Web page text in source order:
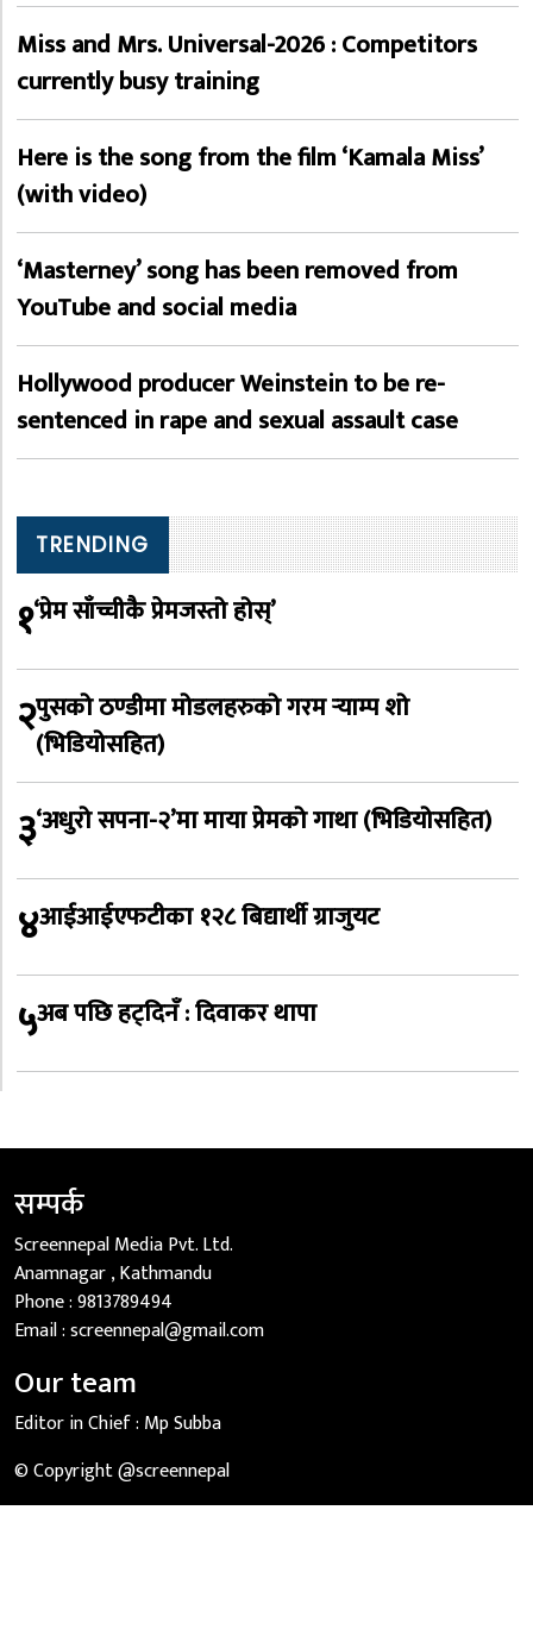
Miss and Mrs. Universal-2026 : Competitors
currently busy training
Here is the song from the film ‘Kamala Miss’
(with video)
‘Masterney’ song has been removed from
YouTube and social media
Hollywood producer Weinstein to be re-
sentenced in rape and sexual assault case
TRENDING
१‘प्रेम साँच्चीकै प्रेमजस्तो होस्’
२पुसको ठण्डीमा मोडलहरुको गरम र्‍याम्प शो
(भिडियोसहित)
३‘अधुरो सपना-२’मा माया प्रेमको गाथा (भिडियोसहित)
४आईआईएफटीका १२८ बिद्यार्थी ग्राजुयट
५अब पछि हट्दिनँ : दिवाकर थापा
सम्पर्क
Screennepal Media Pvt. Ltd.
Anamnagar , Kathmandu
Phone :9813789494
Email :screennepal@gmail.com
Our team
Editor in Chief : Mp Subba
© Copyright @screennepal